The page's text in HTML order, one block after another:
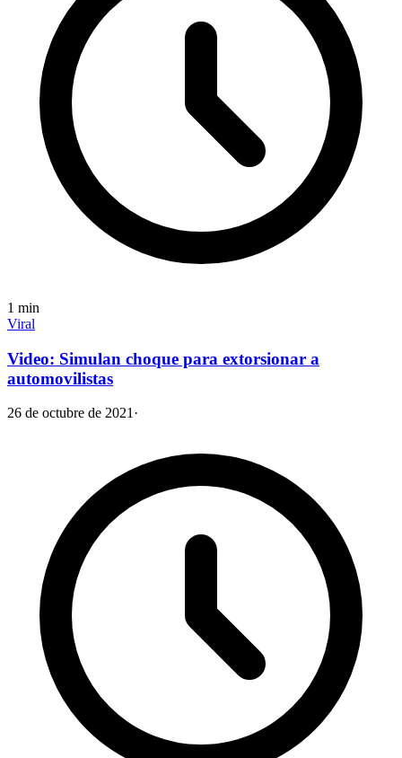
1 min
Viral
Video: Simulan choque para extorsionar a
automovilistas
26 de octubre de 2021·